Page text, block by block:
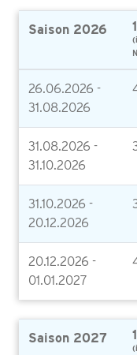
Saison 2026
26.06.2026 -
31.08.2026
31.08.2026 -
31.10.2026
31.10.2026 -
20.12.2026
20.12.2026 -
01.01.2027
Saison 2027